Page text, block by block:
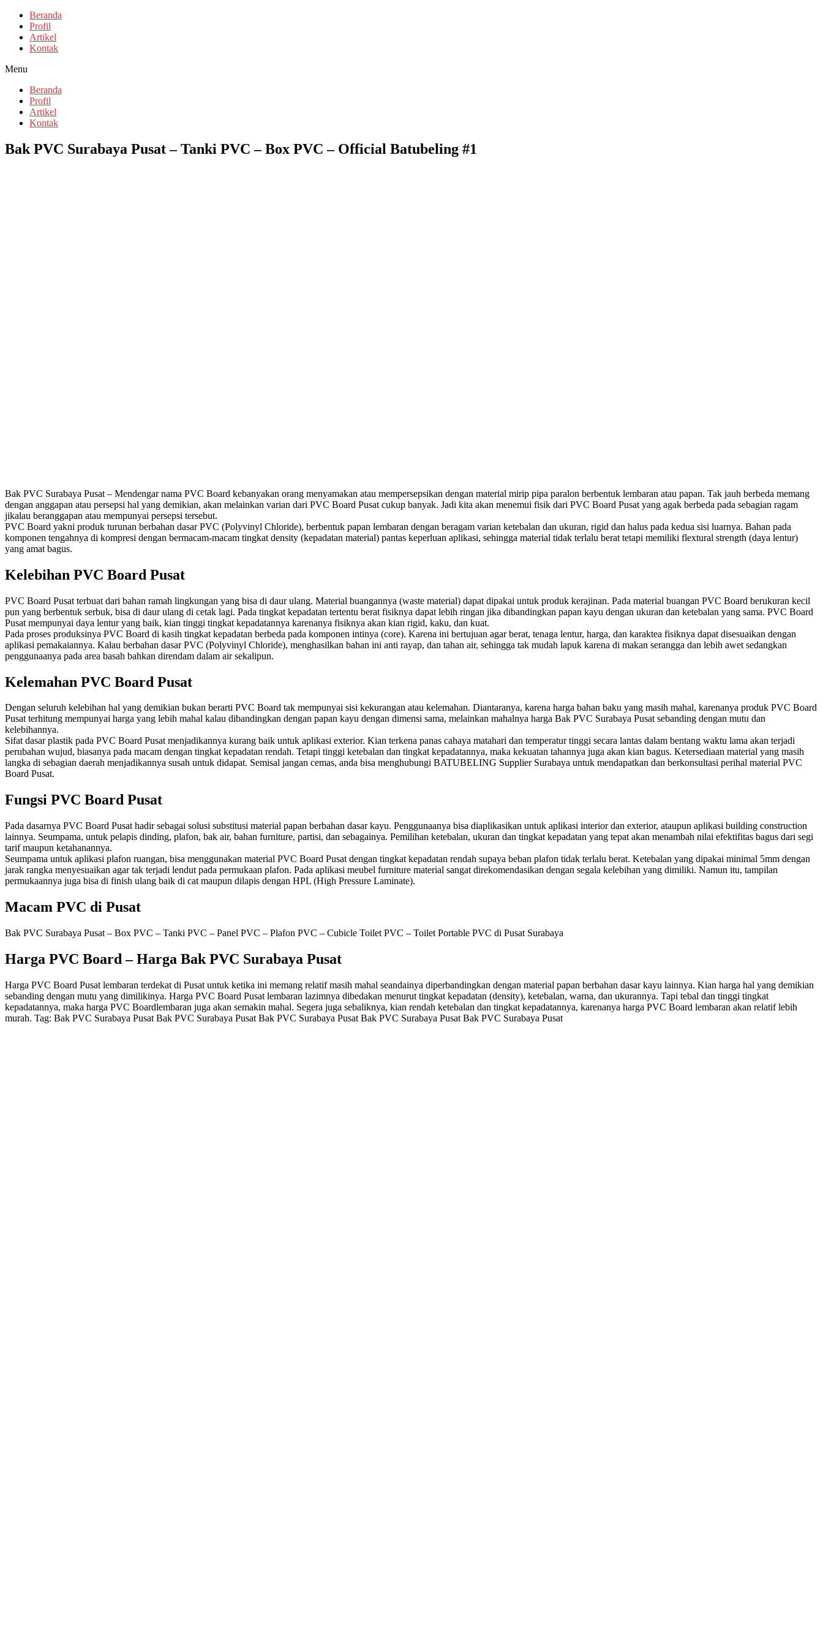
Beranda
Profil
Artikel
Kontak
Menu
Beranda
Profil
Artikel
Kontak
Bak PVC Surabaya Pusat – Tanki PVC – Box PVC – Official Batubeling #1
Bak PVC Surabaya Pusat – Mendengar nama PVC Board kebanyakan orang menyamakan atau mempersepsikan dengan material mirip pipa paralon berbentuk lembaran atau papan. Tak jauh berbeda memang
dengan anggapan atau persepsi hal yang demikian, akan melainkan varian dari PVC Board Pusat cukup banyak. Jadi kita akan menemui fisik dari PVC Board Pusat yang agak berbeda pada sebagian ragam
jikalau beranggapan atau mempunyai persepsi tersebut.
PVC Board yakni produk turunan berbahan dasar PVC (Polyvinyl Chloride), berbentuk papan lembaran dengan beragam varian ketebalan dan ukuran, rigid dan halus pada kedua sisi luarnya. Bahan pada
komponen tengahnya di kompresi dengan bermacam-macam tingkat density (kepadatan material) pantas keperluan aplikasi, sehingga material tidak terlalu berat tetapi memiliki flextural strength (daya lentur)
yang amat bagus.
Kelebihan PVC Board Pusat
PVC Board Pusat terbuat dari bahan ramah lingkungan yang bisa di daur ulang. Material buangannya (waste material) dapat dipakai untuk produk kerajinan. Pada material buangan PVC Board berukuran kecil
pun yang berbentuk serbuk, bisa di daur ulang di cetak lagi. Pada tingkat kepadatan tertentu berat fisiknya dapat lebih ringan jika dibandingkan papan kayu dengan ukuran dan ketebalan yang sama. PVC Board
Pusat mempunyai daya lentur yang baik, kian tinggi tingkat kepadatannya karenanya fisiknya akan kian rigid, kaku, dan kuat.
Pada proses produksinya PVC Board di kasih tingkat kepadatan berbeda pada komponen intinya (core). Karena ini bertujuan agar berat, tenaga lentur, harga, dan karaktea fisiknya dapat disesuaikan dengan
aplikasi pemakaiannya. Kalau berbahan dasar PVC (Polyvinyl Chloride), menghasilkan bahan ini anti rayap, dan tahan air, sehingga tak mudah lapuk karena di makan serangga dan lebih awet sedangkan
penggunaanya pada area basah bahkan direndam dalam air sekalipun.
Kelemahan PVC Board Pusat
Dengan seluruh kelebihan hal yang demikian bukan berarti PVC Board tak mempunyai sisi kekurangan atau kelemahan. Diantaranya, karena harga bahan baku yang masih mahal, karenanya produk PVC Board
Pusat terhitung mempunyai harga yang lebih mahal kalau dibandingkan dengan papan kayu dengan dimensi sama, melainkan mahalnya harga Bak PVC Surabaya Pusat sebanding dengan mutu dan
kelebihannya.
Sifat dasar plastik pada PVC Board Pusat menjadikannya kurang baik untuk aplikasi exterior. Kian terkena panas cahaya matahari dan temperatur tinggi secara lantas dalam bentang waktu lama akan terjadi
perubahan wujud, biasanya pada macam dengan tingkat kepadatan rendah. Tetapi tinggi ketebalan dan tingkat kepadatannya, maka kekuatan tahannya juga akan kian bagus. Ketersediaan material yang masih
langka di sebagian daerah menjadikannya susah untuk didapat. Semisal jangan cemas, anda bisa menghubungi BATUBELING Supplier Surabaya untuk mendapatkan dan berkonsultasi perihal material PVC
Board Pusat.
Fungsi PVC Board Pusat
Pada dasarnya PVC Board Pusat hadir sebagai solusi substitusi material papan berbahan dasar kayu. Penggunaanya bisa diaplikasikan untuk aplikasi interior dan exterior, ataupun aplikasi building construction
lainnya. Seumpama, untuk pelapis dinding, plafon, bak air, bahan furniture, partisi, dan sebagainya. Pemilihan ketebalan, ukuran dan tingkat kepadatan yang tepat akan menambah nilai efektifitas bagus dari segi
tarif maupun ketahanannya.
Seumpama untuk aplikasi plafon ruangan, bisa menggunakan material PVC Board Pusat dengan tingkat kepadatan rendah supaya beban plafon tidak terlalu berat. Ketebalan yang dipakai minimal 5mm dengan
jarak rangka menyesuaikan agar tak terjadi lendut pada permukaan plafon. Pada aplikasi meubel furniture material sangat direkomendasikan dengan segala kelebihan yang dimiliki. Namun itu, tampilan
permukaannya juga bisa di finish ulang baik di cat maupun dilapis dengan HPL (High Pressure Laminate).
Macam PVC di Pusat
Bak PVC Surabaya Pusat – Box PVC – Tanki PVC – Panel PVC – Plafon PVC – Cubicle Toilet PVC – Toilet Portable PVC di Pusat Surabaya
Harga PVC Board – Harga Bak PVC Surabaya Pusat
Harga PVC Board Pusat lembaran terdekat di Pusat untuk ketika ini memang relatif masih mahal seandainya diperbandingkan dengan material papan berbahan dasar kayu lainnya. Kian harga hal yang demikian
sebanding dengan mutu yang dimilikinya. Harga PVC Board Pusat lembaran lazimnya dibedakan menurut tingkat kepadatan (density), ketebalan, warna, dan ukurannya. Tapi tebal dan tinggi tingkat
kepadatannya, maka harga PVC Boardlembaran juga akan semakin mahal. Segera juga sebaliknya, kian rendah ketebalan dan tingkat kepadatannya, karenanya harga PVC Board lembaran akan relatif lebih
murah. Tag: Bak PVC Surabaya Pusat Bak PVC Surabaya Pusat Bak PVC Surabaya Pusat Bak PVC Surabaya Pusat Bak PVC Surabaya Pusat